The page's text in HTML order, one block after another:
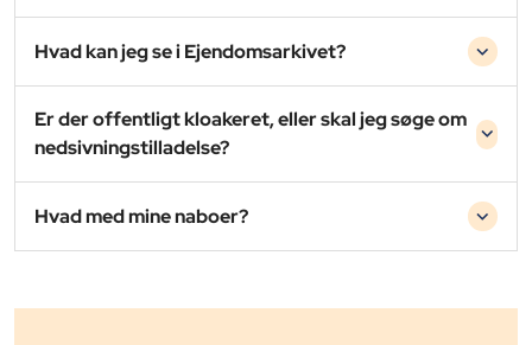
Hvad kan jeg se i Ejendomsarkivet?
Er der offentligt kloakeret, eller skal jeg søge om
nedsivningstilladelse?
Hvad med mine naboer?